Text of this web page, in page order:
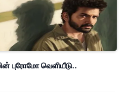
புரோமோ வெளியீடு..